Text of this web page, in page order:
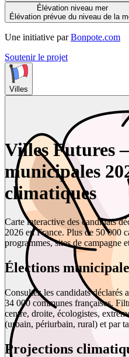
Élévation niveau mer
Élévation prévue du niveau de la
Une initiative par Bonpote.com
Soutenir le projet
Villes
Villes Futures
municipales
climatiques
Carte interactive des candidats
2026 en France. Plus de 50 000
programmes, sites de campagne
Élections
Consultez les candidats déclarés
34 000 communes françaises.
centre, droite, écologistes,
(urbain, périurbain, rural) et par
Projections